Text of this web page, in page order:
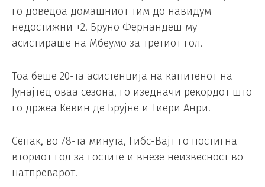
го доведоа домашниот тим до навидум
недостижни +2. Бруно Фернандеш му
асистираше на Мбеумо за третиот гол.
Тоа беше 20-та асистенција на капитенот на
Јунајтед оваа сезона, го изедначи рекордот што
го држеа Кевин де Брујне и Тиери Анри.
Сепак, во 78-та минута, Гибс-Вајт го постигна
вториот гол за гостите и внезе неизвесност во
натпреварот.